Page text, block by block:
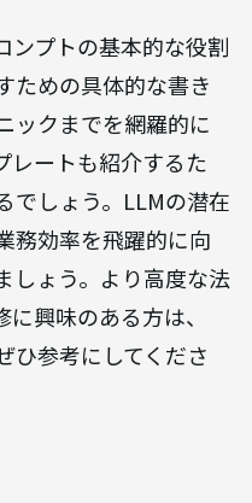
ンプトの基本的な役割
ための具体的な書き
ックまでを網羅的に
レートも紹介するた
でしょう。LLMの潜在
務効率を飛躍的に向
しょう。より高度な法
興味のある方は、
ひ参考にしてくださ